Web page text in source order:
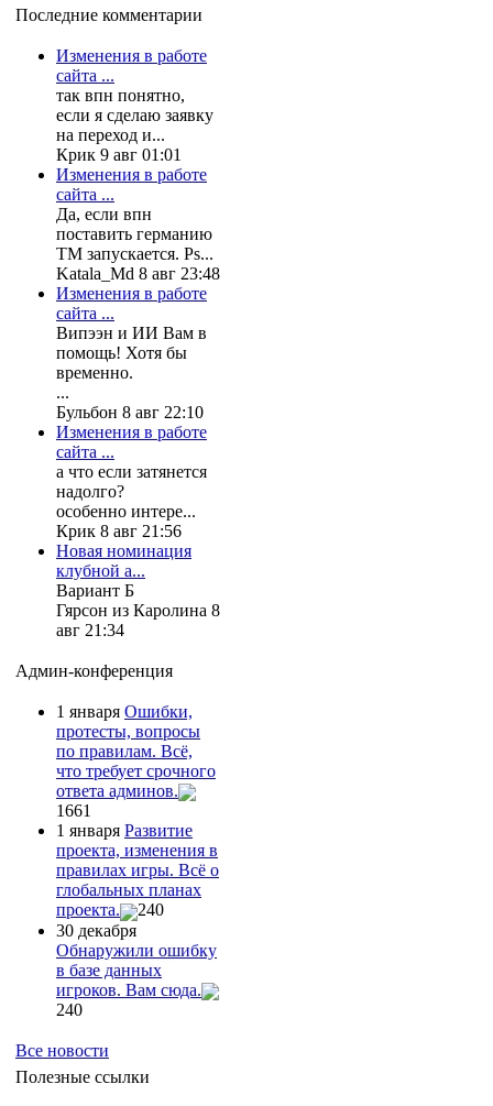
Последние комментарии
Изменения в работе
сайта ...
так впн понятно,
если я сделаю заявку
на переход и...
Крик 9 авг 01:01
Изменения в работе
сайта ...
Да, если впн
поставить германию
ТМ запускается. Ps...
Katala_Md 8 авг 23:48
Изменения в работе
сайта ...
Випээн и ИИ Вам в
помощь! Хотя бы
временно.
...
Бульбон 8 авг 22:10
Изменения в работе
сайта ...
а что если затянется
надолго?
особенно интере...
Крик 8 авг 21:56
Новая номинация
клубной а...
Вариант Б
Гярсон из Каролина 8
авг 21:34
Админ-конференция
1 января Ошибки,
протесты, вопросы
по правилам. Всё,
что требует срочного
ответа админов.
1661
1 января Развитие
проекта, изменения в
правилах игры. Всё о
глобальных планах
проекта.
240
30 декабря
Обнаружили ошибку
в базе данных
игроков. Вам сюда.
240
Все новости
Полезные ссылки